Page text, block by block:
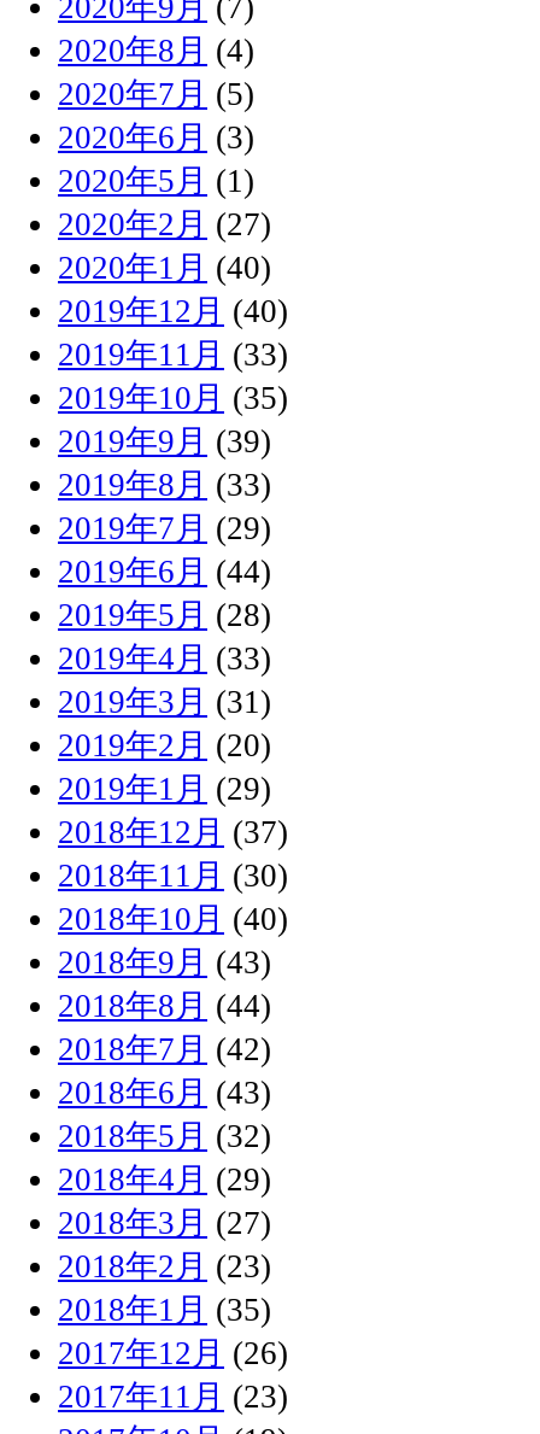
2020年8月 (4)
2020年7月 (5)
2020年6月 (3)
2020年5月 (1)
2020年2月 (27)
2020年1月 (40)
2019年12月 (40)
2019年11月 (33)
2019年10月 (35)
2019年9月 (39)
2019年8月 (33)
2019年7月 (29)
2019年6月 (44)
2019年5月 (28)
2019年4月 (33)
2019年3月 (31)
2019年2月 (20)
2019年1月 (29)
2018年12月 (37)
2018年11月 (30)
2018年10月 (40)
2018年9月 (43)
2018年8月 (44)
2018年7月 (42)
2018年6月 (43)
2018年5月 (32)
2018年4月 (29)
2018年3月 (27)
2018年2月 (23)
2018年1月 (35)
2017年12月 (26)
2017年11月 (23)